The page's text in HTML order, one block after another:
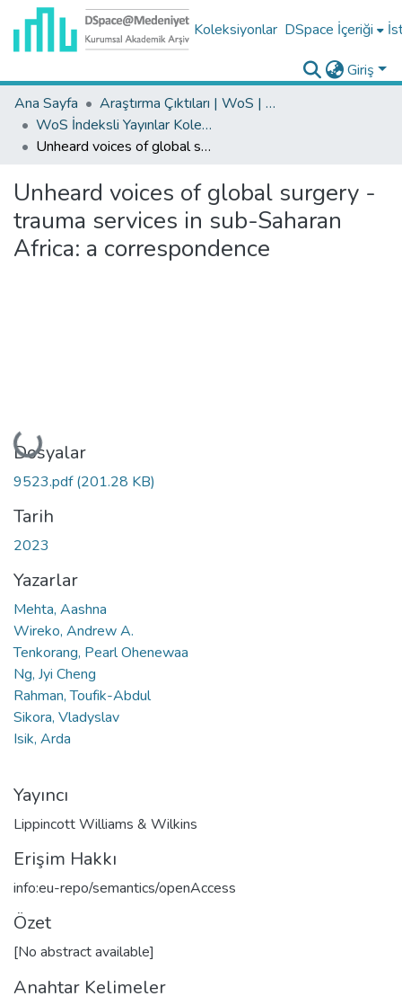
Koleksiyonlar DSpace İçeriği
Giriş
Ana Sayfa
Araştırma Çıktıları | WoS | Scopus | TR-Dizin | PubMed
WoS İndeksli Yayınlar Koleksiyonu
Unheard voices of global surgery - trauma services in sub-Saharan Africa: a correspondence
Unheard voices of global surgery -
trauma services in sub-Saharan
Africa: a correspondence
Yükleniyor...
Dosyalar
9523.pdf(201.28 KB)
Tarih
2023
Yazarlar
Mehta, Aashna
Wireko, Andrew A.
Tenkorang, Pearl Ohenewaa
Ng, Jyi Cheng
Rahman, Toufik-Abdul
Sikora, Vladyslav
Isik, Arda
Yayıncı
Lippincott Williams & Wilkins
Erişim Hakkı
info:eu-repo/semantics/openAccess
Özet
[No abstract available]
Anahtar Kelimeler